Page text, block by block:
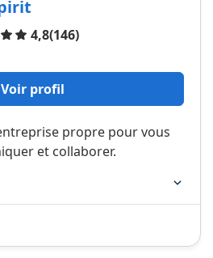
4,8(146)
Voir profil
propre pour vous
et collaborer.